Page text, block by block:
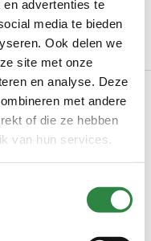
advertenties te
media te bieden
Ook delen we
site met onze
en analyse. Deze
met andere
of die ze hebben
van hun services.